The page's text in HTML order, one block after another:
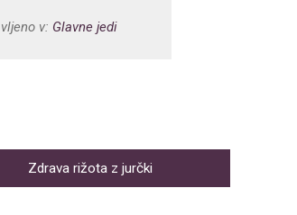
v: Glavne jedi
Zdrava rižota z jurčki